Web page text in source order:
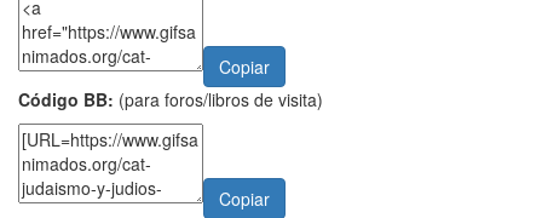
Copiar
Código BB: (para foros/libros de visita)
Copiar